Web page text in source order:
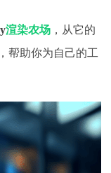
渲染农场 ， 从它的
，帮助你为自己的工